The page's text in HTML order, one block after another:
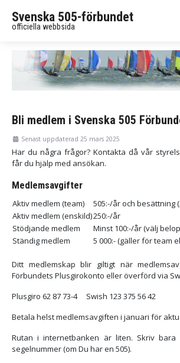
Svenska 505-förbundet
officiella webbsida
Bli medlem i Svenska 505
Senast uppdaterad 25 mars 2025
Har du några frågor? Kontakta då vår
får du hjälp med ansökan.
Medlemsavgifter
Aktiv medlem (team)
505:-/år och besättning
Aktiv medlem (enskild)250:-/år
Stödjande medlem
Minst 100:-/år (välj
Ständig medlem
5 000:- (gäller för team
Ditt medlemskap blir giltigt när
Förbundets Plusgirokonto eller överförd via
Plusgiro 62 87 73-4 Swish 123 375 56 42
Betala helst medlemsavgiften i januari för
Rutan i internetbanken är liten. Skriv bara
segelnummer (om Du har en 505).